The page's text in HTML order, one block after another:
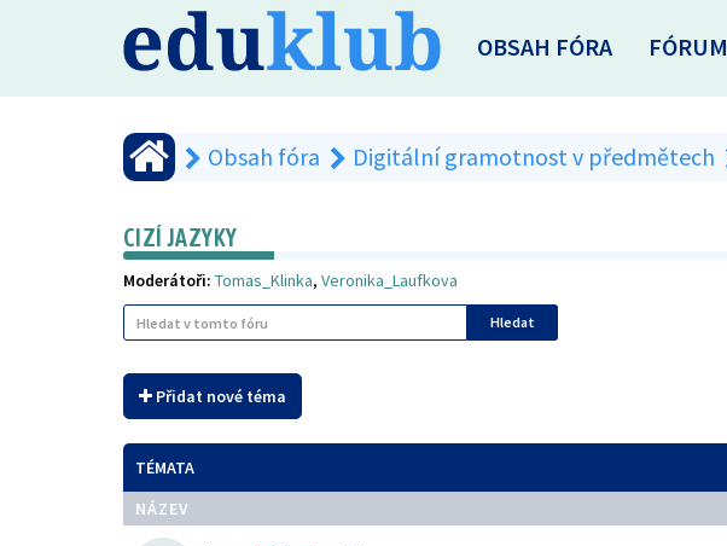
OBSAH FÓRA FÓRUM
Obsah fóra Digitální gramotnost v předmětech
CIZÍ JAZYKY
Moderátoři: Tomas_Klinka, Veronika_Laufkova
Hledat
Přidat nové téma
TÉMATA
NÁZEV